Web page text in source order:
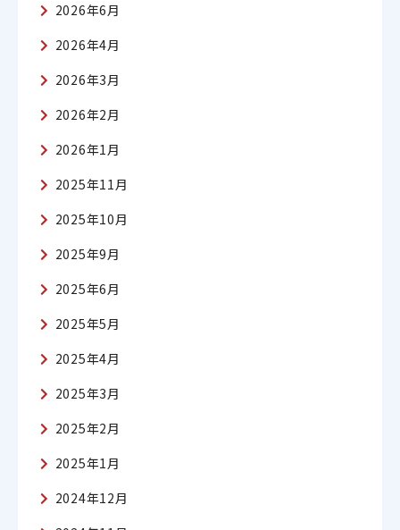
2026年6月
2026年4月
2026年3月
2026年2月
2026年1月
2025年11月
2025年10月
2025年9月
2025年6月
2025年5月
2025年4月
2025年3月
2025年2月
2025年1月
2024年12月